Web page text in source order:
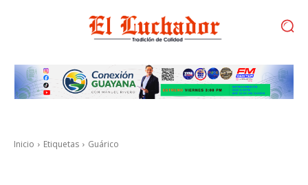
Inicio Etiquetas Guárico